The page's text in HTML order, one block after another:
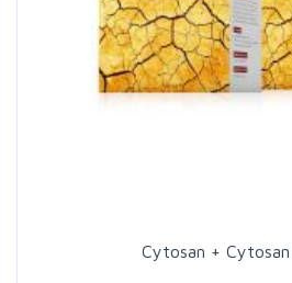
Cytosan +